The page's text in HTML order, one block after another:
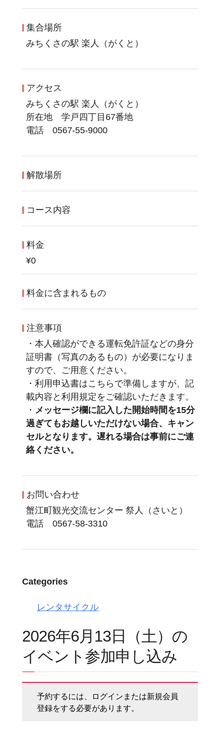
集合場所
みちくさの駅 楽人（がくと）
アクセス
みちくさの駅 楽人（がくと）
所在地 学戸四丁目67番地
電話 0567-55-9000
解散場所
コース内容
料金
¥0
料金に含まれるもの
注意事項
・本人確認ができる運転免許証などの身分
証明書（写真のあるもの）が必要になりま
すので、ご用意ください。
・利用申込書はこちらで準備しますが、記
載内容と利用規定をご確認いただきます。
・ メッセージ欄に記入した開始時間を15分
過ぎてもお越しいただけない場合、キャン
セルとなります。遅れる場合は事前にご連
絡ください。
お問い合わせ
蟹江町観光交流センター 祭人（さいと）
電話 0567-58-3310
Categories
レンタサイクル
2026年6月13日（土）の
イベント参加申し込み
予約するには、ログインまたは新規会員
登録をする必要があります。